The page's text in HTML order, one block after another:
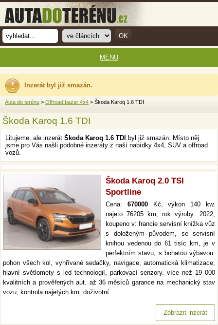
Inzerát byl již smazán.
Auta do terénu > Offroad bazar 4x4 > Škoda Karoq 1.6 TDI
Škoda Karoq 1.6 TDI
Litujeme, ale inzerát Škoda Karoq 1.6 TDI
byl již smazán. Místo něj
jsme pro Vás našli podobné inzeráty z naší nabídky 4x4, SUV a offroad
vozů.
Škoda Karoq 2.0 TSI
Sportline
Cena: 670000Kč, výkon 140 kw,
najeto 76205 km, rok výroby: 2022,
koupeno v: francie servisní knížka vůz
s doloženým původem, se servisní
knihou vedenou do 61 tisíc km, je v
perfektním stavu, s bohatou výbavou:
pohon všech kol, vyhřívané sedačky, navigace, automatická klimatizace,
hlavní světlomety s led technologií, parkovací senzory. více než 19 000
kvalitních a prověřených aut. až 36 měsíců garance na mechanický stav
vozu, kontrola najetých km. doživotní…
Zobrazit inzerát
MENU